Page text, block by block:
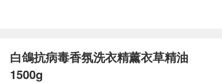
白鴿抗病毒香氛洗衣精薰衣草精油
1500g